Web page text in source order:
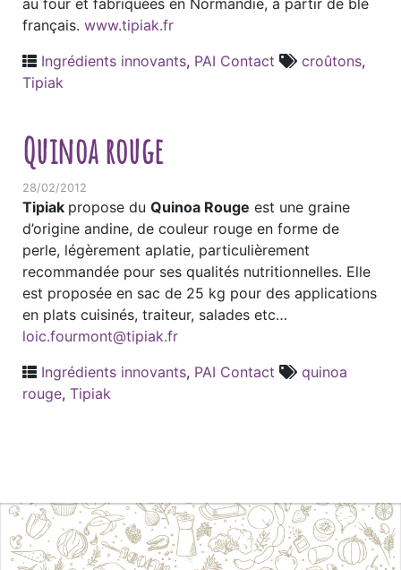
au four et fabriquées en Normandie, à partir de blé
français. www.tipiak.fr
Ingrédients innovants, PAI Contact croûtons,
Tipiak
Quinoa rouge
28/02/2012
Tipiak propose du Quinoa Rouge est une graine
d’origine andine, de couleur rouge en forme de
perle, légèrement aplatie, particulièrement
recommandée pour ses qualités nutritionnelles. Elle
est proposée en sac de 25 kg pour des applications
en plats cuisinés, traiteur, salades etc…
loic.fourmont@tipiak.fr
Ingrédients innovants, PAI Contact
quinoa
rouge, Tipiak